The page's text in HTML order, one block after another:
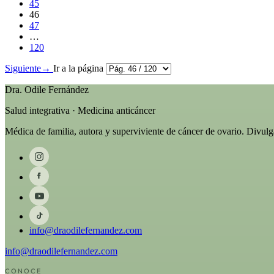
45
46
47
…
120
Siguiente→ Ir a la página
Dra. Odile Fernández
Salud integrativa · Medicina anticáncer
Médica de familia, autora y superviviente de cáncer de ovario.
info@draodilefernandez.com
info@draodilefernandez.com
CONOCE